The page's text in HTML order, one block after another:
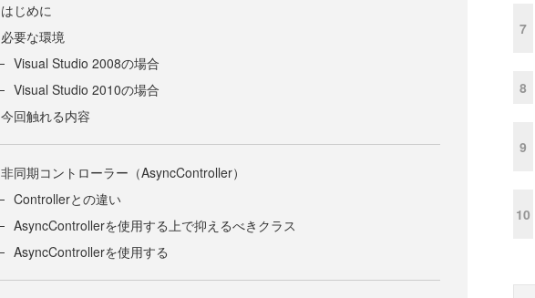
はじめに
必要な環境
Visual Studio 2008の場合
Visual Studio 2010の場合
今回触れる内容
非同期コントローラー（AsyncController）
Controllerとの違い
AsyncControllerを使用する上で抑えるべきクラス
AsyncControllerを使用する
7
8
9
10